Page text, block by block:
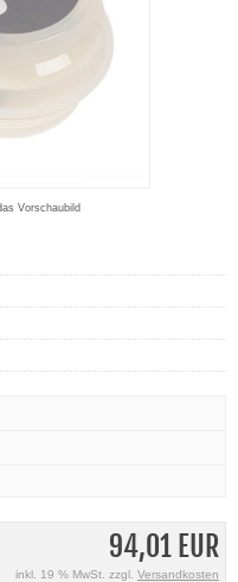
Vorschaubild
94,01 EUR
inkl. 19 % MwSt. zzgl. Versandkosten